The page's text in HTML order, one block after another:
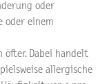
oder
oder einem
öfter. Dabei handelt
allergische